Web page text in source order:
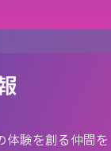
体験を創る仲間を